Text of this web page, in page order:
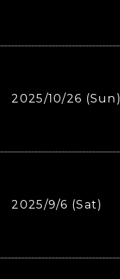
2025/10/26 (Sun)
2025/9/6 (Sat)